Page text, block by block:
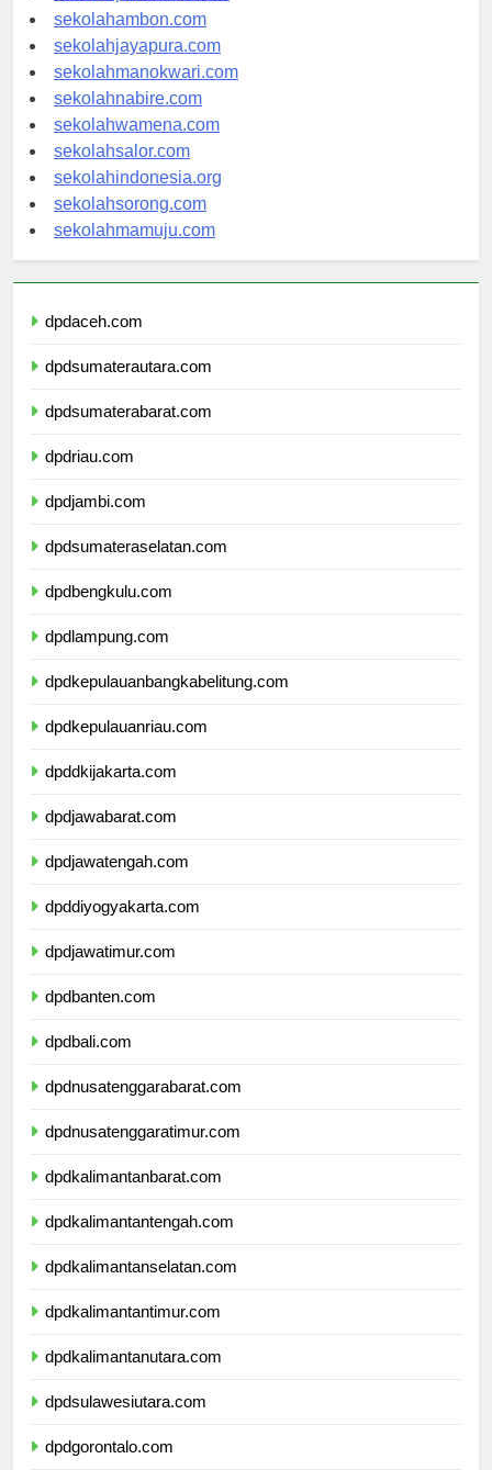
sekolahpontianak.com
sekolahambon.com
sekolahjayapura.com
sekolahmanokwari.com
sekolahnabire.com
sekolahwamena.com
sekolahsalor.com
sekolahindonesia.org
sekolahsorong.com